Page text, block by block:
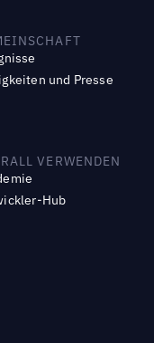
und Presse
VERWENDEN
Hub